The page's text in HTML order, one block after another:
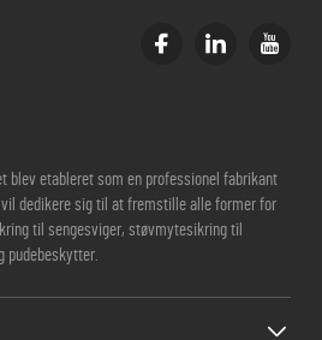
blev etableret som en professionel fabrikant
dedikere sig til at fremstille alle former for
til sengesviger, støvmytesikring til
pudebeskytter.